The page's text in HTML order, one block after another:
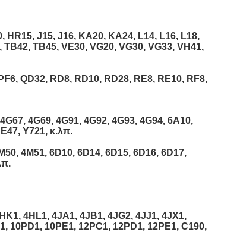
HR15, J15, J16, KA20, KA24, L14, L16, L18,
TB45, VE30, VG20, VG30, VG33, VH41,
QD32, RD8, RD10, RD28, RE8, RE10, RF8,
4G69, 4G91, 4G92, 4G93, 4G94, 6A10,
Y721, κ.λπ.
4M51, 6D10, 6D14, 6D15, 6D16, 6D17,
4HL1, 4JA1, 4JB1, 4JG2, 4JJ1, 4JX1,
10PD1, 10PE1, 12PC1, 12PD1, 12PE1, C190,